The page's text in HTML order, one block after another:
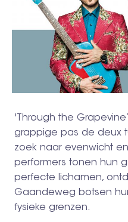
'Through the
grappige pas de deux
zoek naar evenwicht
performers tonen hun
perfecte lichamen,
Gaandeweg botsen
fysieke grenzen.